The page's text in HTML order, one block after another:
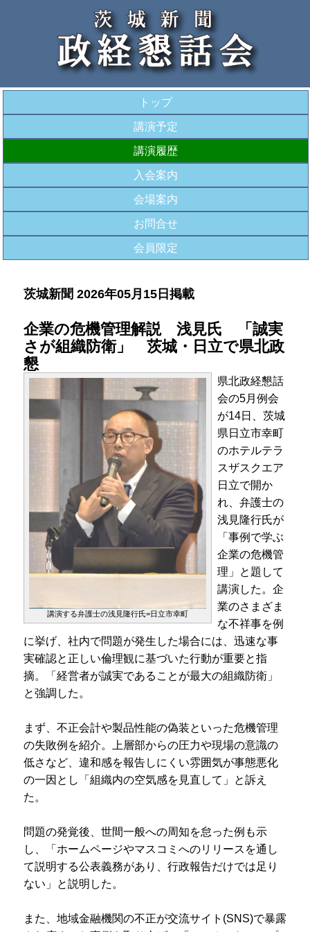
トップ
講演予定
講演履歴
入会案内
会場案内
お問合せ
会員限定
茨城新聞 2026年05月15日掲載
企業の危機管理解説 浅見氏 「誠実
さが組織防衛」 茨城・日立で県北政
懇
講演する弁護士の浅見隆行氏=日立市幸町
県北政経懇話
会の5月例会
が14日、茨城
県日立市幸町
のホテルテラ
スザスクエア
日立で開か
れ、弁護士の
浅見隆行氏が
「事例で学ぶ
企業の危機管
理」と題して
講演した。企
業のさまざま
な不祥事を例
に挙げ、社内で問題が発生した場合には、迅速な事
実確認と正しい倫理観に基づいた行動が重要と指
摘。「経営者が誠実であることが最大の組織防衛」
と強調した。
まず、不正会計や製品性能の偽装といった危機管理
の失敗例を紹介。上層部からの圧力や現場の意識の
低さなど、違和感を報告しにくい雰囲気が事態悪化
の一因とし「組織内の空気感を見直して」と訴え
た。
問題の発覚後、世間一般への周知を怠った例も示
し、「ホームページやマスコミへのリリースを通し
て説明する公表義務があり、行政報告だけでは足り
ない」と説明した。
また、地域金融機関の不正が交流サイト(SNS)で暴露